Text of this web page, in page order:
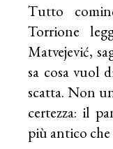
Tutto
Torrione
Matvejević,
sa cosa vuol
scatta. Non
certezza: il
più antico che